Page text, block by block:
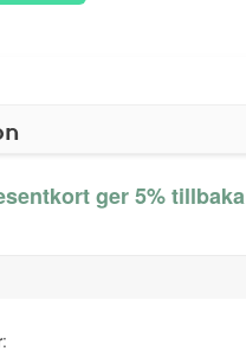
ger 5% tillbaka
: